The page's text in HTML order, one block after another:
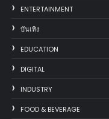
ENTERTAINMENT
บันเทิง
EDUCATION
DIGITAL
INDUSTRY
FOOD & BEVERAGE